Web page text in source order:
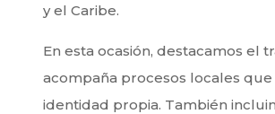
y el Caribe.
En esta ocasión, destacamos el
acompaña procesos locales
identidad propia. También